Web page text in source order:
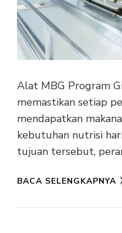
Alat MBG Program
memastikan setiap
mendapatkan
kebutuhan nutrisi
tujuan tersebut,
BACA SELENGKAPNYA